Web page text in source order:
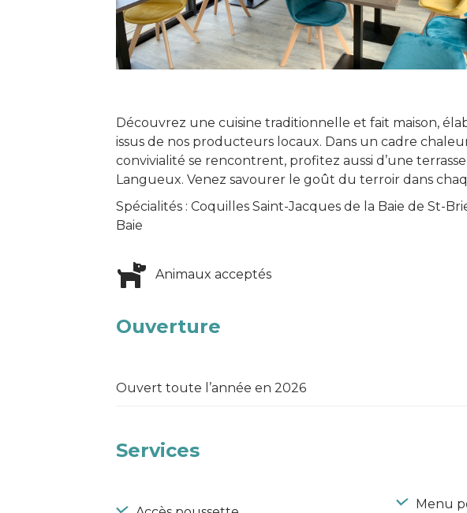
Découvrez une cuisine traditionnelle et fait maison,
issus de nos producteurs locaux. Dans un cadre
convivialité se rencontrent, profitez aussi d’une
Langueux. Venez savourer le goût du terroir dans
Spécialités : Coquilles Saint-Jacques de la Baie de St-
Baie
Animaux acceptés
Ouverture
Ouvert toute l’année en 2026
Services
Menu